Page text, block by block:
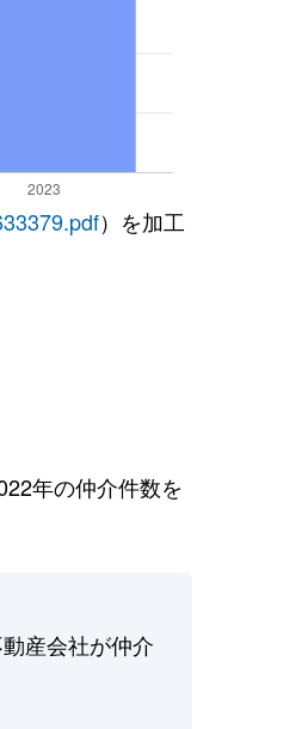
）を加工
年の仲介件数を
産会社が仲介